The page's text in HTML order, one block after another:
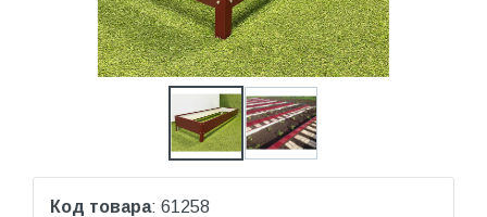
Код товара: 61258